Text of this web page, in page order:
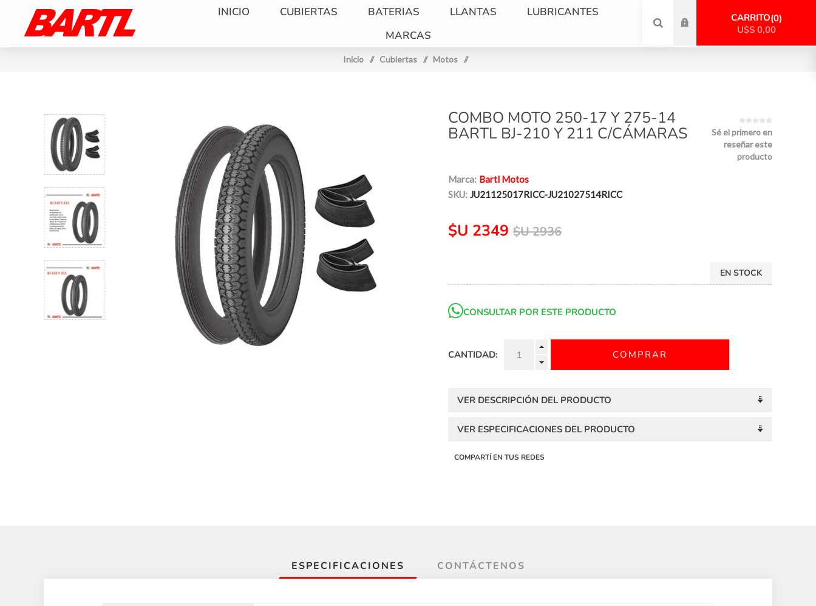
INICIO CUBIERTAS BATERIAS LLANTAS
LUBRICANTES
MARCAS
CARRITO 0
U$S 0,00
Inicio / Cubiertas / Motos /
COMBO MOTO 250-17 Y 275-14
BARTL BJ-210 Y 211 C/CÁMARAS
Marca: Bartl Motos
SKU: JU21125017RICC-JU21027514RICC
Sé el primero en
reseñar este
producto
$U 2349 $U 2936
EN STOCK
CONSULTAR POR ESTE PRODUCTO
CANTIDAD:
VER DESCRIPCIÓN DEL PRODUCTO
VER ESPECIFICACIONES DEL PRODUCTO
COMPARTÍ EN TUS REDES
ESPECIFICACIONES CONTÁCTENOS